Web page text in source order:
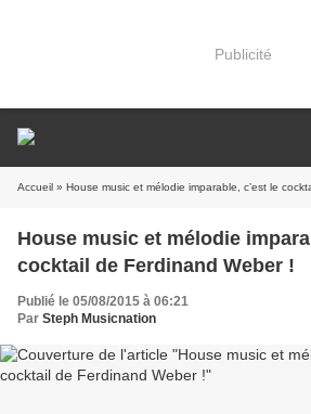
Publicité
Accueil » House music et mélodie imparable, c’est le
House music et mélodie
cocktail de Ferdinand Weber !
Publié le 05/08/2015 à 06:21
Par Steph Musicnation